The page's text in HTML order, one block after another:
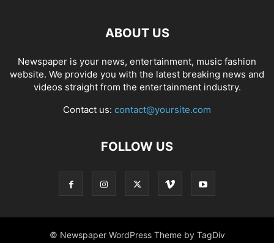
ABOUT US
Newspaper is your news, entertainment, music fashion
website. We provide you with the latest breaking news and
videos straight from the entertainment industry.
Contact us: contact@yoursite.com
FOLLOW US
© Newspaper WordPress Theme by TagDiv